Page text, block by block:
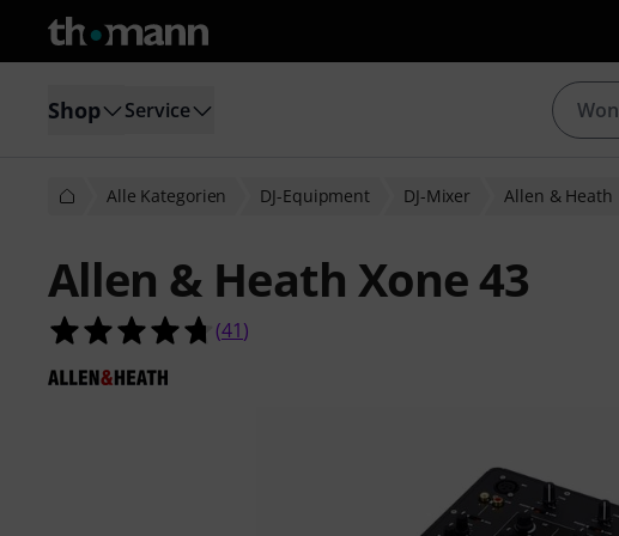
Shop Service
Alle Kategorien DJ-Equipment DJ-Mixer Allen & Heath
Allen & Heath Xone 43
4.7 von 5 Sternen aus 41 Kundenbewertungen
(41)